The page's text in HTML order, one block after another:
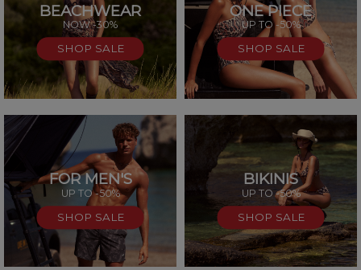
BEACHWEAR
NOW -30%
SHOP SALE
ONE PIECE
UP TO -50%
SHOP SALE
FOR MEN'S
UP TO -50%
SHOP SALE
BIKINIS
UP TO -50%
SHOP SALE